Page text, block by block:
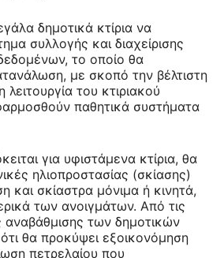
δημοτικά κτίρια να
συλλογής και διαχείρισης
το οποίο θα
με σκοπό την βέλτιστη
λειτουργία του κτιριακού
παθητικά συστήματα
για υφιστάμενα κτίρια, θα
ηλιοπροστασίας (σκίασης)
και σκίαστρα μόνιμα ή κινητά,
των ανοιγμάτων. Από τις
των δημοτικών
ότι θα προκύψει εξοικονόμηση
πετρελαίου που